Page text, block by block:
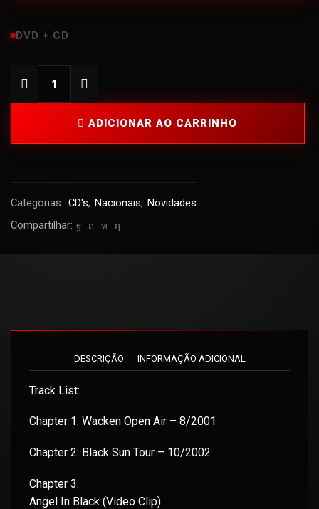
DVD + CD
ADICIONAR AO CARRINHO
Categorias: CD's, Nacionais, Novidades
Compartilhar:
DESCRIÇÃO INFORMAÇÃO ADICIONAL
Track List:
Chapter 1: Wacken Open Air – 8/2001
Chapter 2: Black Sun Tour – 10/2002
Chapter 3.
Angel In Black (Video Clip)